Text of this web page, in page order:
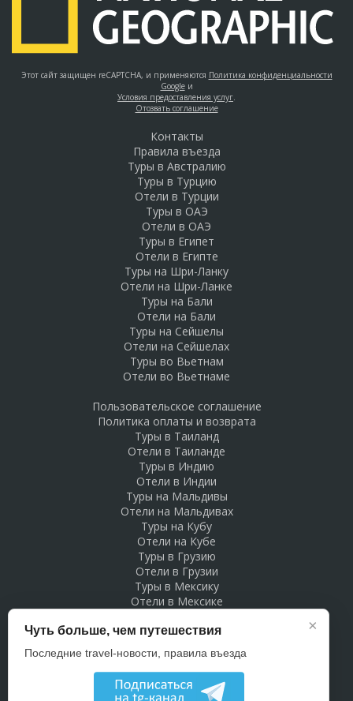
Этот сайт защищен reCAPTCHA, и применяются Политика конфиденциальности
Googleи
Условия предоставления услуг.
Отозвать соглашение
Контакты
Правила въезда
Туры в Австралию
Туры в Турцию
Отели в Турции
Туры в ОАЭ
Отели в ОАЭ
Туры в Египет
Отели в Египте
Туры на Шри-Ланку
Отели на Шри-Ланке
Туры на Бали
Отели на Бали
Туры на Сейшелы
Отели на Сейшелах
Туры во Вьетнам
Отели во Вьетнаме
Пользовательское соглашение
Политика оплаты и возврата
Туры в Таиланд
Отели в Таиланде
Туры в Индию
Отели в Индии
Туры на Мальдивы
Отели на Мальдивах
Туры на Кубу
Отели на Кубе
Туры в Грузию
Отели в Грузии
Туры в Мексику
Отели в Мексике
Отели в Доминикане
Отели в Беларуси
Рекламодателям
×
Чуть больше, чем путешествия
Последние travel-новости, правила въезда